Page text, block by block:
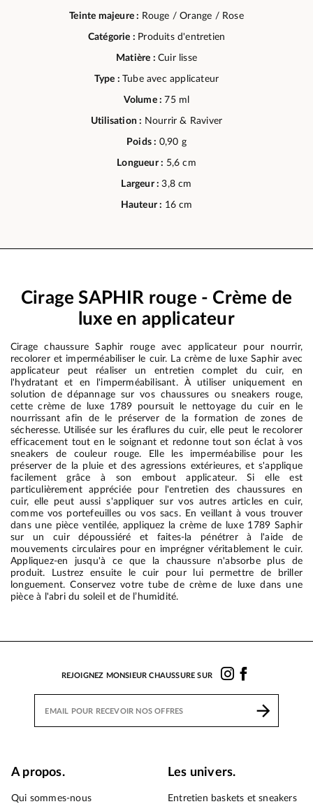
Teinte majeure : Rouge / Orange / Rose
Catégorie : Produits d'entretien
Matière : Cuir lisse
Type :Tube avec applicateur
Volume :75 ml
Utilisation : Nourrir & Raviver
Poids : 0,90 g
Longueur : 5,6 cm
Largeur :3,8 cm
Hauteur : 16 cm
Cirage SAPHIR rouge - Crème de
luxe en applicateur
Cirage chaussure Saphir rouge avec applicateur pour nourrir,
recolorer et imperméabiliser le cuir. La crème de luxe Saphir avec
applicateur peut réaliser un entretien complet du cuir, en
l'hydratant et en l'imperméabilisant. À utiliser uniquement en
solution de dépannage sur vos chaussures ou sneakers rouge,
cette crème de luxe 1789 poursuit le nettoyage du cuir en le
nourrissant afin de le préserver de la formation de zones de
sécheresse. Utilisée sur les éraflures du cuir, elle peut le recolorer
efficacement tout en le soignant et redonne tout son éclat à vos
sneakers de couleur rouge. Elle les imperméabilise pour les
préserver de la pluie et des agressions extérieures, et s'applique
facilement grâce à son embout applicateur. Si elle est
particulièrement appréciée pour l'entretien des chaussures en
cuir, elle peut aussi s'appliquer sur vos autres articles en cuir,
comme vos portefeuilles ou vos sacs. En veillant à vous trouver
dans une pièce ventilée, appliquez la crème de luxe 1789 Saphir
sur un cuir dépoussiéré et faites-la pénétrer à l'aide de
mouvements circulaires pour en imprégner véritablement le cuir.
Appliquez-en jusqu'à ce que la chaussure n'absorbe plus de
produit. Lustrez ensuite le cuir pour lui permettre de briller
longuement. Conservez votre tube de crème de luxe dans une
pièce à l'abri du soleil et de l’humidité.
REJOIGNEZ MONSIEUR CHAUSSURE SUR
A propos.
Qui sommes-nous
Les univers.
Entretien baskets et sneakers